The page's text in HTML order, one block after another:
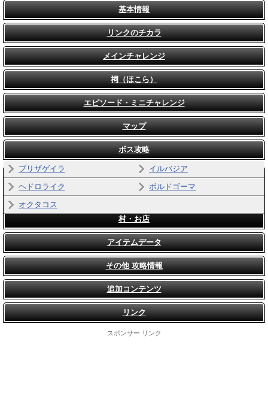
基本情報
リンクのチカラ
メインチャレンジ
祠（ほこら）
エピソード・ミニチャレンジ
マップ
ボス攻略
ブリザゲイラ
イルバジア
ヘドロライク
ボルドゴーマ
オクタコス
村・お店
アイテムデータ
その他 攻略情報
追加コンテンツ
リンク
スポンサー リンク